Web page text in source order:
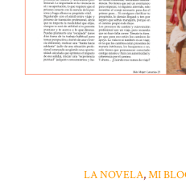
LA NOVELA,MI